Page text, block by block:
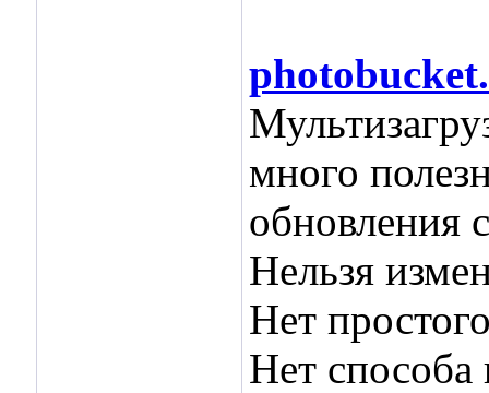
много
обновления
Нельзя
Нет
Нет способа